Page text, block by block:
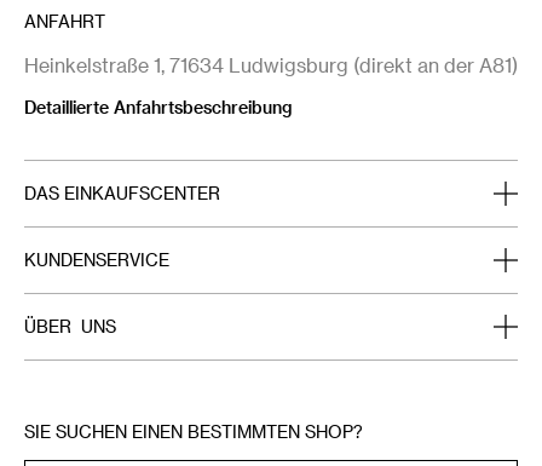
DAS EINKAUFSCENTER
Unsere Shops
KUNDENSERVICE
Service
ÜBER UNS
ANFAHRT
Heinkelstraße 1, 71634 Ludwigsburg (direkt an der A81)
Detaillierte Anfahrtsbeschreibung
SIE SUCHEN EINEN BESTIMMTEN SHOP?